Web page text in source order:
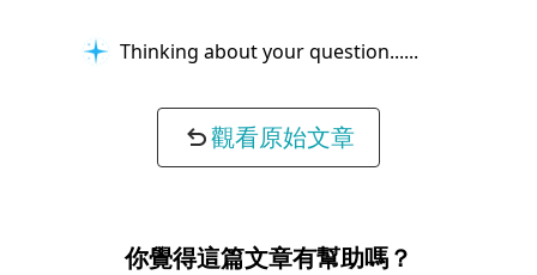
Thinking about your question...
觀看原始文章
你覺得這篇文章有幫助嗎？